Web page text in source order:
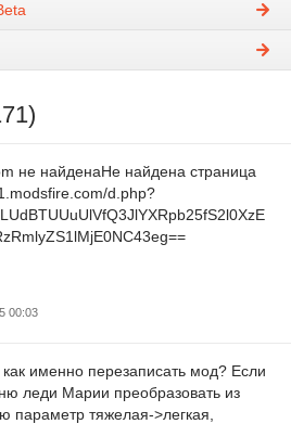
не найденаНе найдена страница
d.php?
00:03
именно перезаписать мод? Если
леди Марии преобразовать из
параметр тяжелая->легкая,